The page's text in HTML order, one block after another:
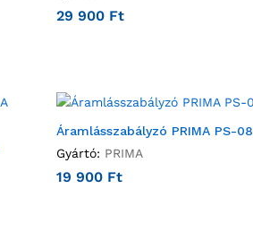
29 900 Ft
Áramlásszabályzó PRIMA PS-08
Gyártó: PRIMA
19 900 Ft